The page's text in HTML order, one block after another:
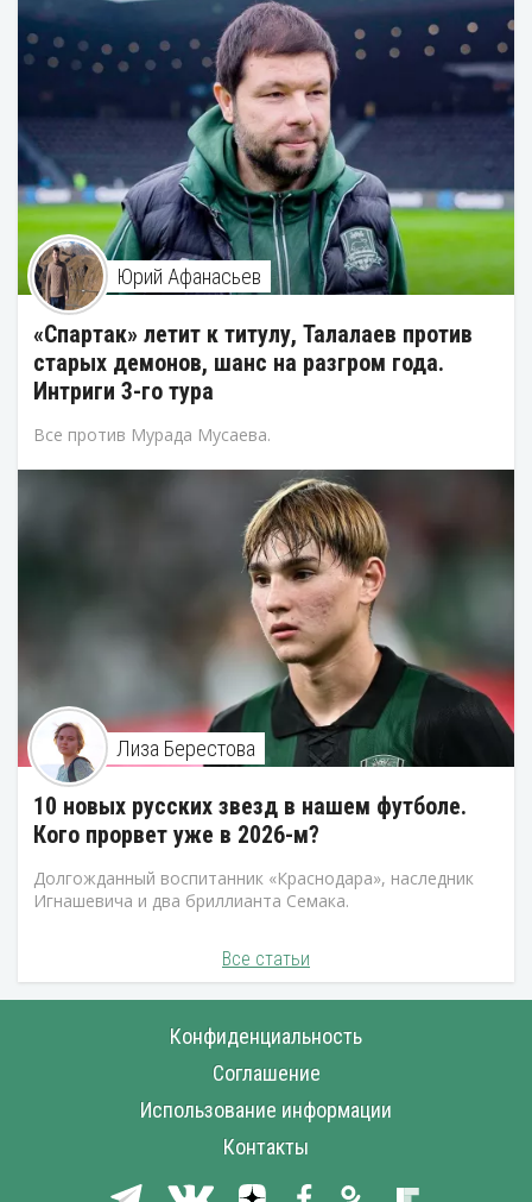
Юрий Афанасьев
«Спартак» летит к титулу, Талалаев против
старых демонов, шанс на разгром года.
Интриги 3-го тура
Все против Мурада Мусаева.
Лиза Берестова
10 новых русских звезд в нашем футболе.
Кого прорвет уже в 2026-м?
Долгожданный воспитанник «Краснодара», наследник
Игнашевича и два бриллианта Семака.
Все статьи
Конфиденциальность
Соглашение
Использование информации
Контакты